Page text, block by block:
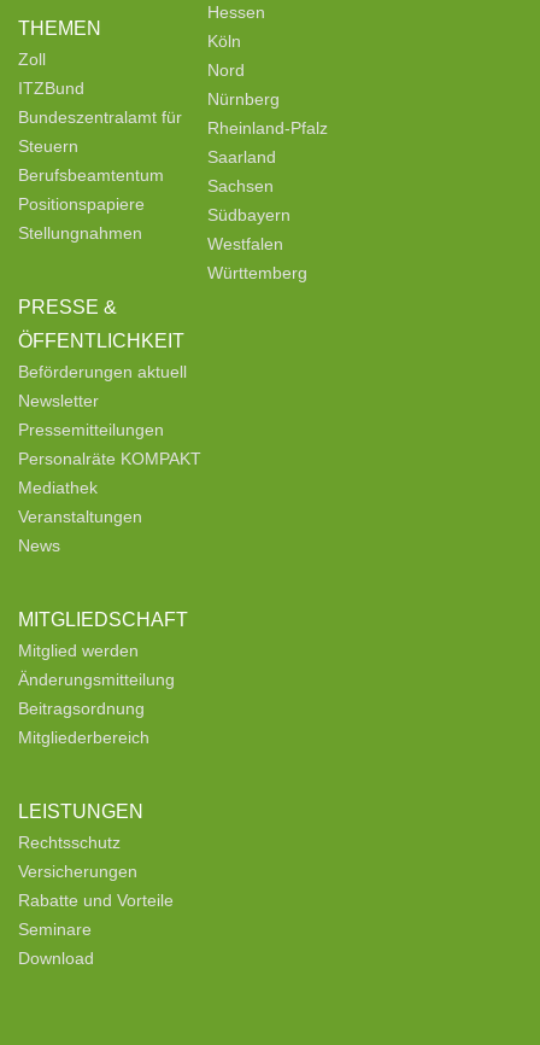
THEMEN
Zoll
ITZBund
Bundeszentralamt für
Steuern
Berufsbeamtentum
Positionspapiere
Stellungnahmen
PRESSE &
ÖFFENTLICHKEIT
Beförderungen aktuell
Newsletter
Pressemitteilungen
Personalräte KOMPAKT
Mediathek
Veranstaltungen
News
MITGLIEDSCHAFT
Mitglied werden
Änderungsmitteilung
Beitragsordnung
Mitgliederbereich
LEISTUNGEN
Rechtsschutz
Versicherungen
Rabatte und Vorteile
Seminare
Download
Hessen
Köln
Nord
Nürnberg
Rheinland-Pfalz
Saarland
Sachsen
Südbayern
Westfalen
Württemberg